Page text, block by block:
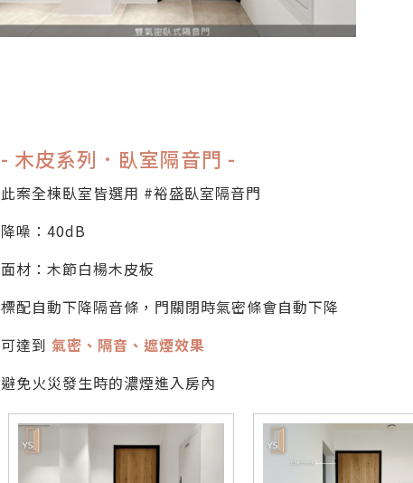
- 木皮系列．臥室隔音門 -
此案全棟臥室皆選用 #裕盛臥室隔音門
降噪：40dB
面材：木節白楊木皮板
標配自動下降隔音條，門關閉時氣密條會自動下降
可達到 氣密、隔音、遮煙效果
避免火災發生時的濃煙進入房內